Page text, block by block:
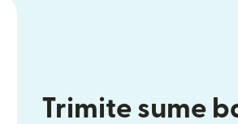
Trimite sume